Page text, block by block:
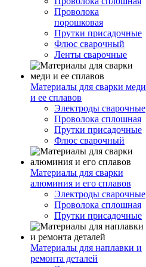
Проволока
порошковая
Прутки присадочные
Флюс сварочный
Ленты сварочные
Материалы для сварки меди
и ее сплавов
Электроды сварочные
Проволока сплошная
Прутки присадочные
Флюс сварочный
Материалы для сварки
алюминия и его сплавов
Электроды сварочные
Проволока сплошная
Прутки присадочные
Материалы для наплавки и
ремонта деталей